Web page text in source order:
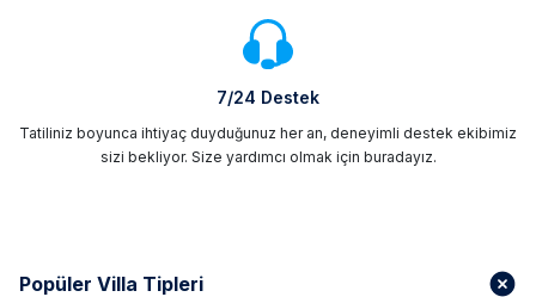
7/24 Destek
Tatiliniz boyunca ihtiyaç duyduğunuz her an, deneyimli destek ekibimiz
sizi bekliyor. Size yardımcı olmak için buradayız.
Popüler Villa Tipleri